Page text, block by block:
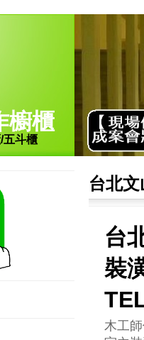
櫥櫃
五斗櫃
台北
台
裝
木工